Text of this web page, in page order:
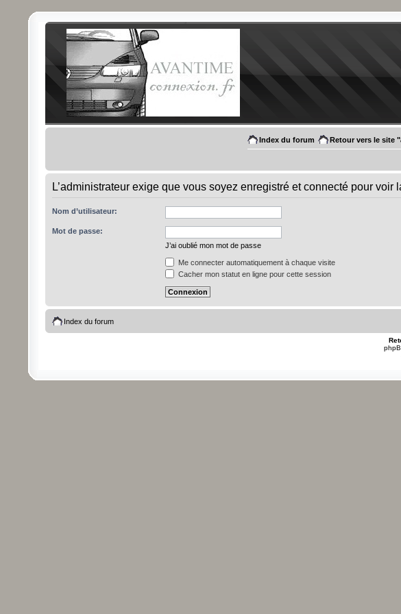
Index du forum Retour vers le site
L’administrateur exige que vous soyez enregistré et connecté pour voir
Nom d’utilisateur:
Mot de passe:
J’ai oublié mon mot de passe
Me connecter automatiquement à chaque visite
Cacher mon statut en ligne pour cette session
Index du forum